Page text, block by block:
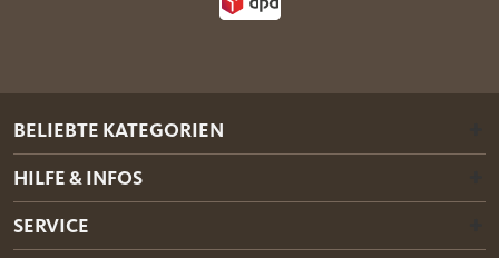
BELIEBTE KATEGORIEN
HILFE & INFOS
SERVICE